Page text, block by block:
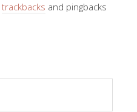
trackbacks and pingbacks